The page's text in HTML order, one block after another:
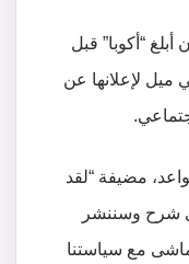
“أكوبا” قبل
لإعلانها عن
مضيفة “لقد
شرح وسننشر
مع سياستنا